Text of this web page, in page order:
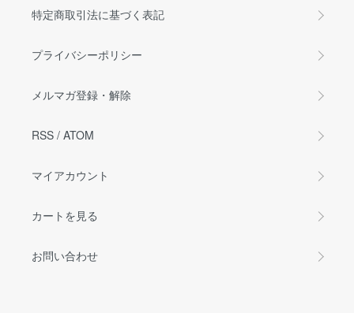
特定商取引法に基づく表記
プライバシーポリシー
メルマガ登録・解除
RSS / ATOM
マイアカウント
カートを見る
お問い合わせ